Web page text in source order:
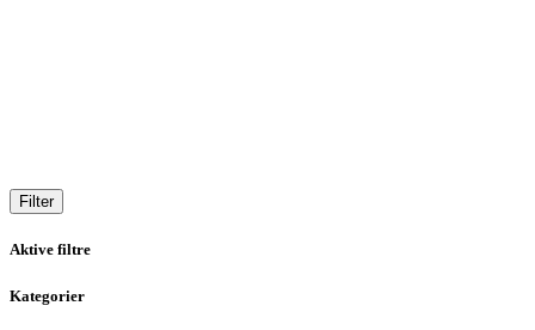
Filter
Aktive filtre
Kategorier